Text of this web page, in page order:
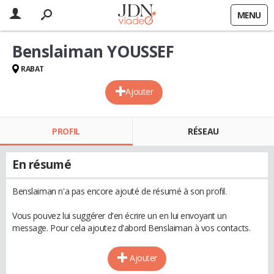
MENU
Ajouter
Benslaiman YOUSSEF
RABAT
PROFIL RÉSEAU
En résumé
Benslaiman n'a pas encore ajouté de résumé à son profil.
Vous pouvez lui suggérer d'en écrire un en lui envoyant un
message. Pour cela ajoutez d'abord Benslaiman à vos contacts.
Ajouter